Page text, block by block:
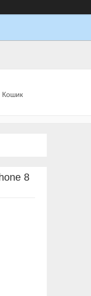
Кошик
8